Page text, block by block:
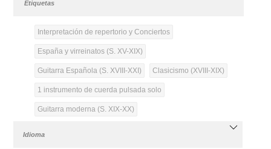
Etiquetas
Interpretación de repertorio y Conciertos
España y virreinatos (S. XV-XIX)
Guitarra Española (S. XVIII-XXI) Clasicismo (XVIII-XIX)
1 instrumento de cuerda pulsada solo
Guitarra moderna (S. XIX-XX)
Idioma